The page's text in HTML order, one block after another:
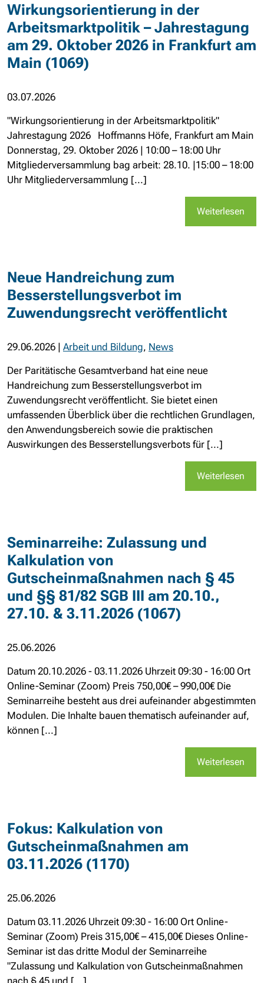
Wirkungsorientierung in der
Arbeitsmarktpolitik – Jahrestagung
am 29. Oktober 2026 in Frankfurt am
Main (1069)
03.07.2026
"Wirkungsorientierung in der Arbeitsmarktpolitik"
Jahrestagung 2026 Hoffmanns Höfe, Frankfurt am Main
Donnerstag, 29. Oktober 2026 | 10:00 – 18:00 Uhr
Mitgliederversammlung bag arbeit: 28.10. |15:00 – 18:00
Uhr Mitgliederversammlung [...]
Weiterlesen
Neue Handreichung zum
Besserstellungsverbot im
Zuwendungsrecht veröffentlicht
29.06.2026 | Arbeit und Bildung, News
Der Paritätische Gesamtverband hat eine neue
Handreichung zum Besserstellungsverbot im
Zuwendungsrecht veröffentlicht. Sie bietet einen
umfassenden Überblick über die rechtlichen Grundlagen,
den Anwendungsbereich sowie die praktischen
Auswirkungen des Besserstellungsverbots für [...]
Weiterlesen
Seminarreihe: Zulassung und
Kalkulation von
Gutscheinmaßnahmen nach § 45
und §§ 81/82 SGB III am 20.10.,
27.10. & 3.11.2026 (1067)
25.06.2026
Datum 20.10.2026 - 03.11.2026 Uhrzeit 09:30 - 16:00 Ort
Online-Seminar (Zoom) Preis 750,00€ – 990,00€ Die
Seminarreihe besteht aus drei aufeinander abgestimmten
Modulen. Die Inhalte bauen thematisch aufeinander auf,
können [...]
Weiterlesen
Fokus: Kalkulation von
Gutscheinmaßnahmen am
03.11.2026 (1170)
25.06.2026
Datum 03.11.2026 Uhrzeit 09:30 - 16:00 Ort Online-
Seminar (Zoom) Preis 315,00€ – 415,00€ Dieses Online-
Seminar ist das dritte Modul der Seminarreihe
"Zulassung und Kalkulation von Gutscheinmaßnahmen
nach § 45 und [...]